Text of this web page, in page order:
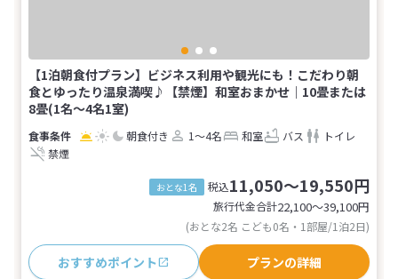
【1泊朝食付プラン】ビジネス利用や観光にも！こだわり朝
食とゆったり温泉満喫♪【禁煙】和室おまかせ｜10畳または
8畳(1名～4名1室)
朝食付き 1～4名 和室 バス
トイレ
禁煙
おとな1名 税込11,050～19,550円
旅行代金合計22,100〜39,100円
(おとな2名 こども0名・1部屋/1泊2日)
おすすめポイント プランの詳細